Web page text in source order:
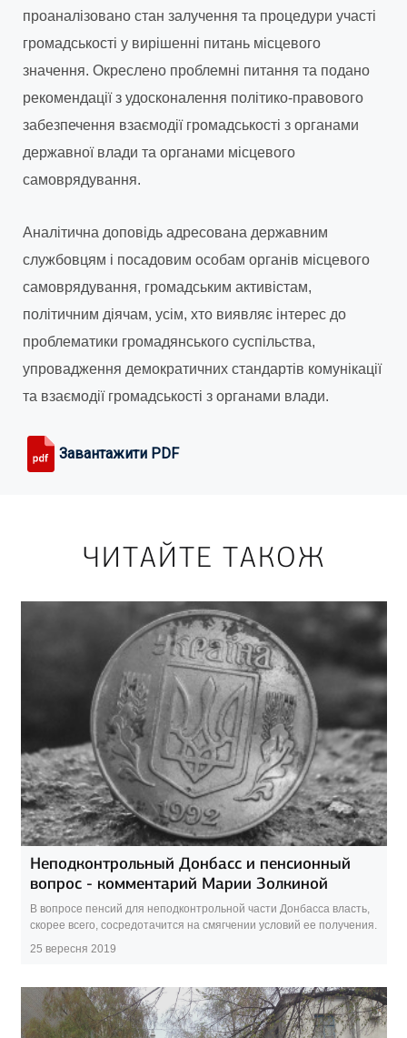
проаналізовано стан залучення та процедури участі
громадськості у вирішенні питань місцевого
значення. Окреслено проблемні питання та подано
рекомендації з удосконалення політико-правового
забезпечення взаємодії громадськості з органами
державної влади та органами місцевого
самоврядування.
Аналітична доповідь адресована державним
службовцям і посадовим особам органів місцевого
самоврядування, громадським активістам,
політичним діячам, усім, хто виявляє інтерес до
проблематики громадянського суспільства,
упровадження демократичних стандартів комунікації
та взаємодії громадськості з органами влади.
Завантажити PDF
ЧИТАЙТЕ ТАКОЖ
Неподконтрольный Донбасс и пенсионный
вопрос - комментарий Марии Золкиной
В вопросе пенсий для неподконтрольной части Донбасса власть,
скорее всего, сосредотачится на смягчении условий ее получения.
25 вересня 2019